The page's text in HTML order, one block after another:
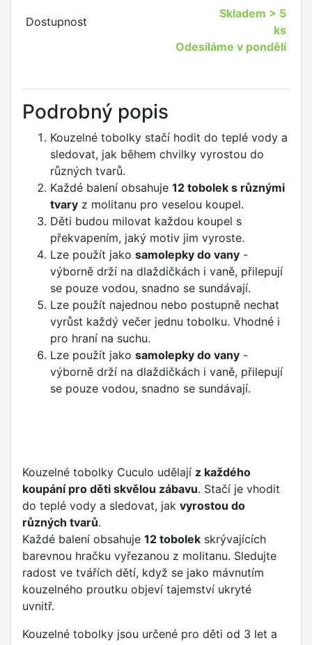
Dostupnost
Skladem > 5
ks
Odesíláme v pondělí
Podrobný popis
Kouzelné tobolky stačí hodit do teplé vody a
sledovat, jak během chvilky vyrostou do
různých tvarů.
Každé balení obsahuje 12 tobolek s různými
tvary z molitanu pro veselou koupel.
Děti budou milovat každou koupel s
překvapením, jaký motiv jim vyroste.
Lze použít jako samolepky do vany -
výborně drží na dlaždičkách i vaně, přilepují
se pouze vodou, snadno se sundávají.
Lze použít najednou nebo postupně nechat
vyrůst každý večer jednu tobolku. Vhodné i
pro hraní na suchu.
Lze použít jako samolepky do vany -
výborně drží na dlaždičkách i vaně, přilepují
se pouze vodou, snadno se sundávají.
Kouzelné tobolky Cuculo udělají z každého
koupání pro děti skvělou zábavu. Stačí je vhodit
do teplé vody a sledovat, jak vyrostou do
různých tvarů.
Každé balení obsahuje 12 tobolek skrývajících
barevnou hračku vyřezanou z molitanu. Sledujte
radost ve tvářích dětí, když se jako mávnutím
kouzelného proutku objeví tajemství ukryté
uvnitř.
Kouzelné tobolky jsou určené pro děti od 3 let a